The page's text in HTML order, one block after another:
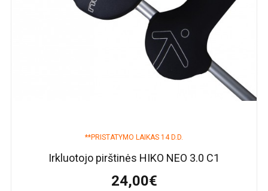
**PRISTATYMO LAIKAS 14 D.D.
Irkluotojo pirštinės HIKO NEO 3.0 C1
24,00€